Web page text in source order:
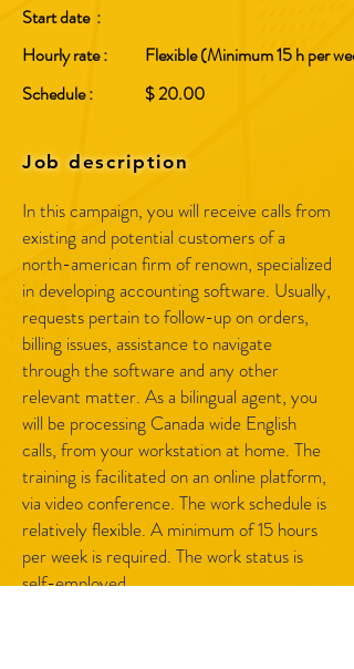
Job description
In this campaign, you will receive calls from
existing and potential customers of a
north-american firm of renown, specialized
in developing accounting software. Usually,
requests pertain to follow-up on orders,
billing issues, assistance to navigate
through the software and any other
relevant matter. As a bilingual agent, you
will be processing Canada wide English
calls, from your workstation at home. The
training is facilitated on an online platform,
via video conference. The work schedule is
relatively flexible. A minimum of 15 hours
per week is required. The work status is
self-employed .
Start date :
Schedule :
Flexible (Minimum 15 h per
Hourly rate :
$ 20.00